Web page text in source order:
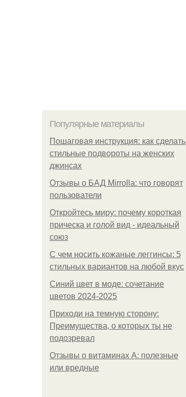
Популярные материалы
Пошаговая инструкция: как сделать
стильные подвороты на женских
джинсах
Отзывы о БАД Mirrolla: что говорят
пользователи
Откройтесь миру: почему короткая
прическа и голой вид - идеальный
союз
С чем носить кожаные леггинсы: 5
стильных вариантов на любой вкус
Синий цвет в моде: сочетание
цветов 2024-2025
Приходи на темную сторону:
Преимущества, о которых ты не
подозревал
Отзывы о витаминах А: полезные
или вредные